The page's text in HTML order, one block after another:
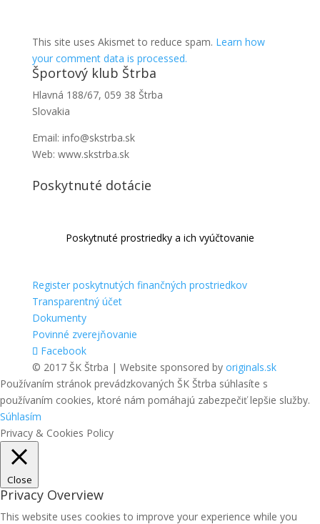
This site uses Akismet to reduce spam. Learn how
your comment data is processed.
Športový klub Štrba
Hlavná 188/67, 059 38 Štrba
Slovakia
Email: info@skstrba.sk
Web: www.skstrba.sk
Poskytnuté dotácie
Poskytnuté prostriedky a ich vyúčtovanie
Register poskytnutých finančných prostriedkov
Transparentný účet
Dokumenty
Povinné zverejňovanie
Facebook
© 2017 ŠK Štrba | Website sponsored by originals.sk
Používaním stránok prevádzkovaných ŠK Štrba súhlasíte s
používaním cookies, ktoré nám pomáhajú zabezpečiť lepšie služby.
Súhlasím
Privacy & Cookies Policy
Close
Privacy Overview
This website uses cookies to improve your experience while you